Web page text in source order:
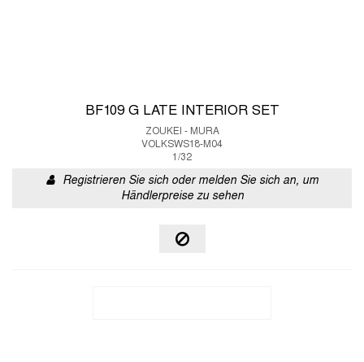
BF109 G LATE INTERIOR SET
ZOUKEI - MURA
VOLKSWS18-M04
1/32
Registrieren Sie sich oder melden Sie sich an, um
Händlerpreise zu sehen